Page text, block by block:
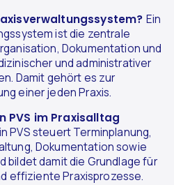
Ein
ist die zentrale
Dokumentation und
und administrativer
Damit gehört es zur
einer jeden Praxis.
PVS im Praxisalltag
PVS steuert Terminplanung,
Dokumentation sowie
bildet damit die Grundlage für
effiziente Praxisprozesse.